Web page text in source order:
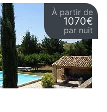
À partir de
1070€
par nuit